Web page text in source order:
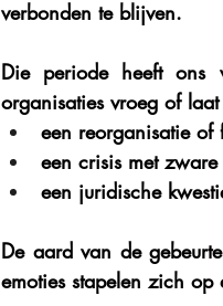
verbonden te blijven.
Die periode heeft
organisaties vroeg of
een reorganisatie of
een crisis met zware
een juridische
De aard van de
emoties stapelen zich